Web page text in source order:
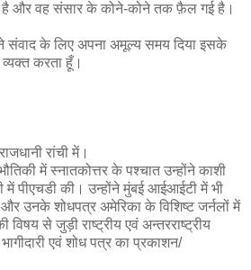
और वह संसार के कोने-कोने तक फ़ैल गई है।
संवाद के लिए अपना अमूल्य समय दिया इसके
करता हूँ।
रांची में।
भौतिकी में स्नातकोत्तर के पश्चात उन्होंने काशी
में पीएचडी की। उन्होंने मुंबई आईआईटी में भी
और उनके शोधपत्र अमेरिका के विशिष्ट जर्नलों में
विषय से जुड़ी राष्ट्रीय एवं अन्तरराष्ट्रीय
एवं शोध पत्र का प्रकाशन/